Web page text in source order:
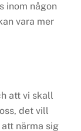
inom någon
vara mer
att vi skall
det vill
närma sig